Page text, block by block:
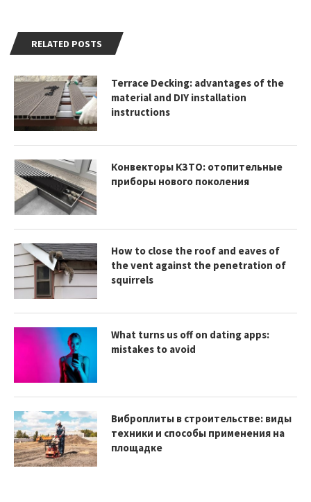
RELATED POSTS
Terrace Decking: advantages of the
material and DIY installation
instructions
Конвекторы КЗТО: отопительные
приборы нового поколения
How to close the roof and eaves of
the vent against the penetration of
squirrels
What turns us off on dating apps:
mistakes to avoid
Виброплиты в строительстве: виды
техники и способы применения на
площадке